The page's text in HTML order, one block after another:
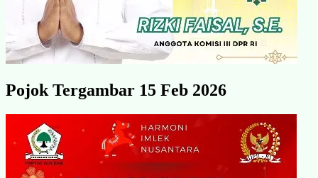
Pojok Tergambar 15 Feb 2026